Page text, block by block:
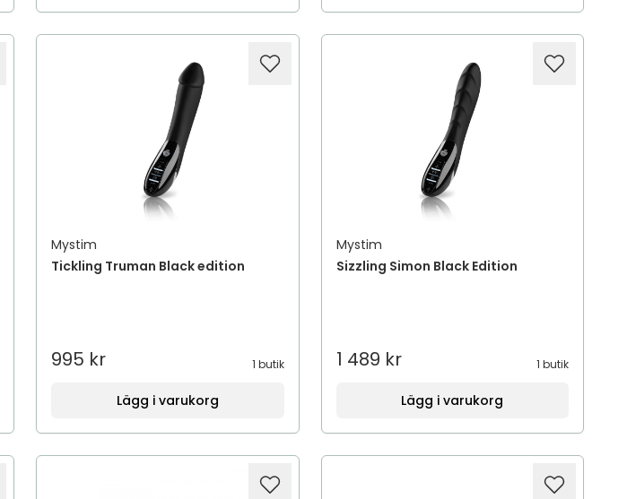
Mystim
Tickling Truman Black edition
995 kr 1 butik
Lägg i varukorg
Mystim
Sizzling Simon Black Edition
1 489 kr 1 butik
Lägg i varukorg